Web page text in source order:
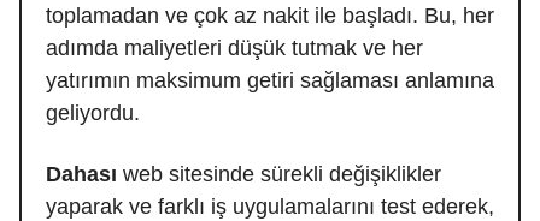
toplamadan ve çok az nakit ile başladı. Bu, her
adımda maliyetleri düşük tutmak ve her
yatırımın maksimum getiri sağlaması anlamına
geliyordu.
Dahası web sitesinde sürekli değişiklikler
yaparak ve farklı iş uygulamalarını test ederek,